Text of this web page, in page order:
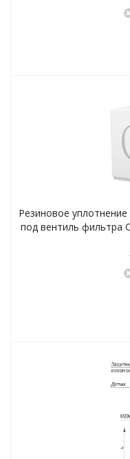
Резиновое
под вентиль фильтра